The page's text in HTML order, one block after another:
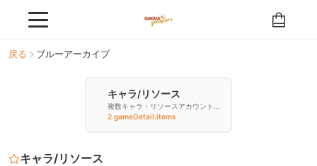
戻る ブルーアーカイブ
キャラ/リソース
複数キャラ・リソースアカウントを
購入
2 gameDetail.items
キャラ/リソース